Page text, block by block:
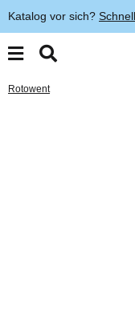
Katalog vor sich?
Rotowent